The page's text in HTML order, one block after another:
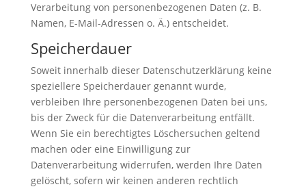
Verarbeitung von personenbezogenen Daten (z. B.
Namen, E-Mail-Adressen o. Ä.) entscheidet.
Speicherdauer
Soweit innerhalb dieser Datenschutzerklärung keine
speziellere Speicherdauer genannt wurde,
verbleiben Ihre personenbezogenen Daten bei uns,
bis der Zweck für die Datenverarbeitung entfällt.
Wenn Sie ein berechtigtes Löschersuchen geltend
machen oder eine Einwilligung zur
Datenverarbeitung widerrufen, werden Ihre Daten
gelöscht, sofern wir keinen anderen rechtlich